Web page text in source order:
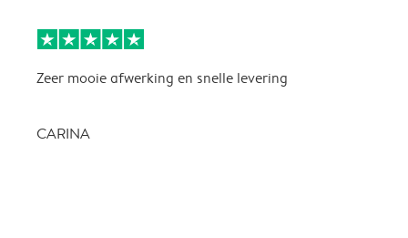
Zeer mooie afwerking en snelle levering
CARINA